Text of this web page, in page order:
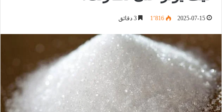
2025-07-15 1٬816